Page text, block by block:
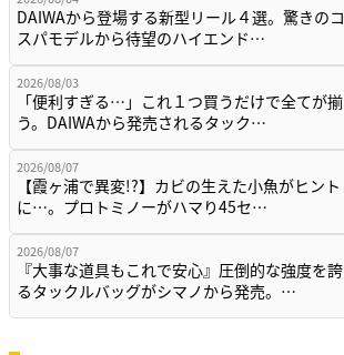
DAIWAから登場する新型リール４選。驚きのコ
スパモデルから待望のハイエンド…
2026/08/03
「便利すぎる…」これ１つ買うだけで全てが揃
う。DAIWAから発売されるタック…
2026/08/07
【霞ヶ浦で異変!?】カビの生えた小魚がヒント
に…。プロトミノーがハマり45セ…
2026/08/07
『大事な道具もこれで安心』圧倒的な強度を誇
るタックルバッグがシマノから発売。…